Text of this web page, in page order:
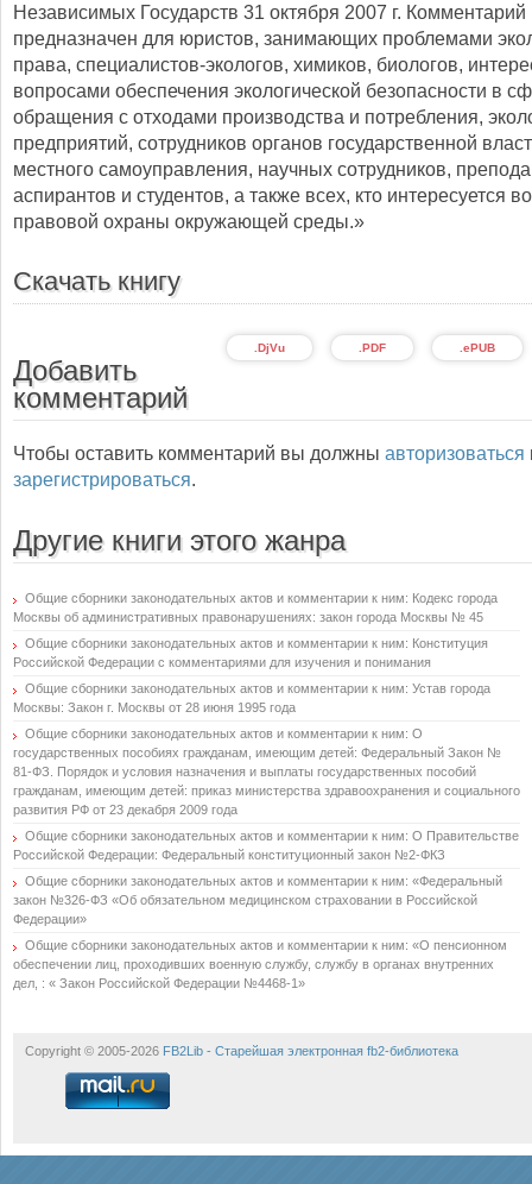
Независимых Государств 31 октября 2007 г. Комментарий
предназначен для юристов, занимающих проблемами
права, специалистов-экологов, химиков, биологов,
вопросами обеспечения экологической безопасности в
обращения с отходами производства и потребления,
предприятий, сотрудников органов государственной
местного самоуправления, научных сотрудников,
аспирантов и студентов, а также всех, кто интересуется
правовой охраны окружающей среды.»
Скачать книгу
.ePUB
.PDF
.DjVu
Добавить
комментарий
Чтобы оставить комментарий вы должны авторизоваться
зарегистрироваться.
Другие книги этого жанра
Общие сборники законодательных актов и комментарии к ним: Кодекс города
Москвы об административных правонарушениях: закон города Москвы № 45
Общие сборники законодательных актов и комментарии к ним: Конституция
Российской Федерации с комментариями для изучения и понимания
Общие сборники законодательных актов и комментарии к ним: Устав города
Москвы: Закон г. Москвы от 28 июня 1995 года
Общие сборники законодательных актов и комментарии к ним: О
государственных пособиях гражданам, имеющим детей: Федеральный Закон №
81-ФЗ. Порядок и условия назначения и выплаты государственных пособий
гражданам, имеющим детей: приказ министерства здравоохранения и социального
развития РФ от 23 декабря 2009 года
Общие сборники законодательных актов и комментарии к ним: О Правительстве
Российской Федерации: Федеральный конституционный закон №2-ФКЗ
Общие сборники законодательных актов и комментарии к ним: «Федеральный
закон №326-ФЗ «Об обязательном медицинском страховании в Российской
Федерации»
Общие сборники законодательных актов и комментарии к ним: «О пенсионном
обеспечении лиц, проходивших военную службу, службу в органах внутренних
дел, : « Закон Российской Федерации №4468-1»
Copyright © 2005-2026 FB2Lib - Старейшая электронная fb2-библиотека